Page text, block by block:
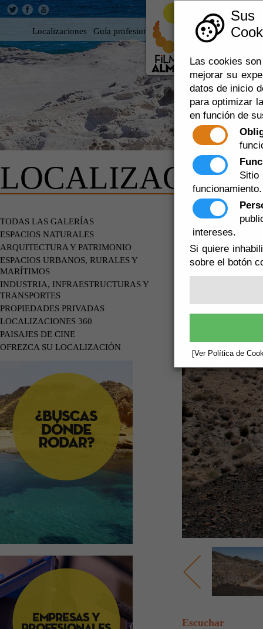
Las cookies
mejorar su
datos de inicio
para optimizar
en función de
funcionamiento.
intereses.
Si quiere
sobre el botón
[Ver Política de
Localizaciones Guía profesional Rodar en Almería 360
TODAS LAS GALERÍAS
ESPACIOS NATURALES
ARQUITECTURA Y PATRIMONIO
ESPACIOS URBANOS, RURALES Y
MARÍTIMOS
INDUSTRIA, INFRAESTRUCTURAS Y
TRANSPORTES
PROPIEDADES PRIVADAS
LOCALIZACIONES 360
PAISAJES DE CINE
OFREZCA SU LOCALIZACIÓN
PLAYAS -
Escuchar